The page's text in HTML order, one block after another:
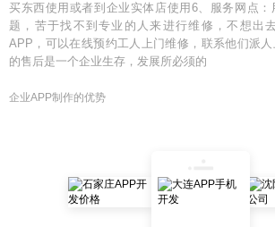
买东西使用或者到企业实体店使用6、服务网点
题，苦于找不到专业的人来进行维修，不想出
APP，可以在线预约工人上门维修，联系他们派
的售后是一个企业生存，发展所必须的
企业APP制作的优势